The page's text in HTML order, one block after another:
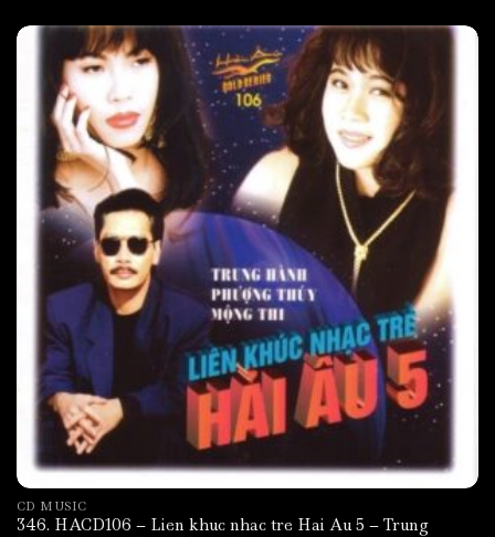
CD MUSIC
346. HACD106 – Lien khuc nhac tre Hai Au 5 – Trung